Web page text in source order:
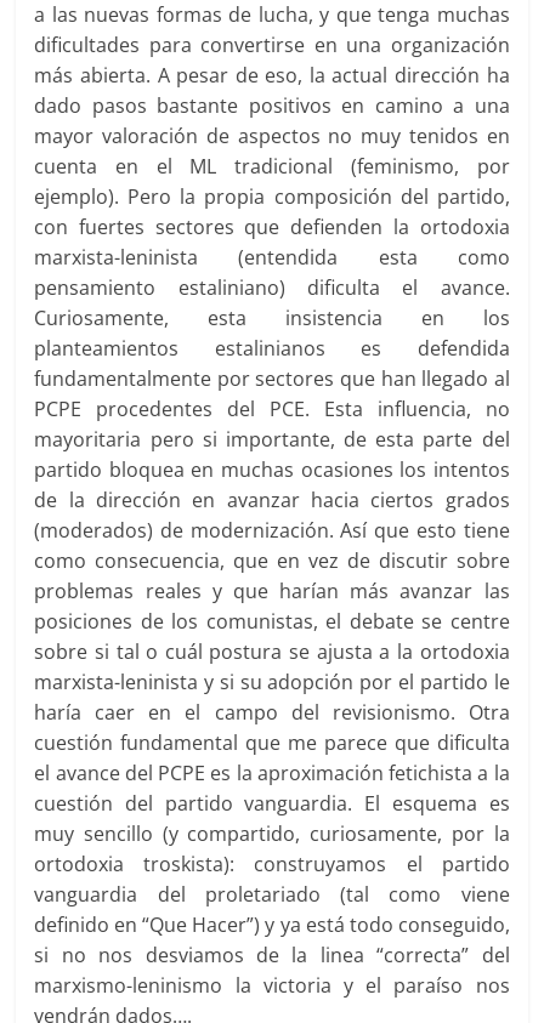
a las nuevas formas de lucha, y que tenga muchas
dificultades para convertirse en una organización
más abierta. A pesar de eso, la actual dirección ha
dado pasos bastante positivos en camino a una
mayor valoración de aspectos no muy tenidos en
cuenta en el ML tradicional (feminismo, por
ejemplo). Pero la propia composición del partido,
con fuertes sectores que defienden la ortodoxia
marxista-leninista (entendida esta como
pensamiento estaliniano) dificulta el avance.
Curiosamente, esta insistencia en los
planteamientos estalinianos es defendida
fundamentalmente por sectores que han llegado al
PCPE procedentes del PCE. Esta influencia, no
mayoritaria pero si importante, de esta parte del
partido bloquea en muchas ocasiones los intentos
de la dirección en avanzar hacia ciertos grados
(moderados) de modernización. Así que esto tiene
como consecuencia, que en vez de discutir sobre
problemas reales y que harían más avanzar las
posiciones de los comunistas, el debate se centre
sobre si tal o cuál postura se ajusta a la ortodoxia
marxista-leninista y si su adopción por el partido le
haría caer en el campo del revisionismo. Otra
cuestión fundamental que me parece que dificulta
el avance del PCPE es la aproximación fetichista a la
cuestión del partido vanguardia. El esquema es
muy sencillo (y compartido, curiosamente, por la
ortodoxia troskista): construyamos el partido
vanguardia del proletariado (tal como viene
definido en “Que Hacer”) y ya está todo conseguido,
si no nos desviamos de la linea “correcta” del
marxismo-leninismo la victoria y el paraíso nos
vendrán dados….